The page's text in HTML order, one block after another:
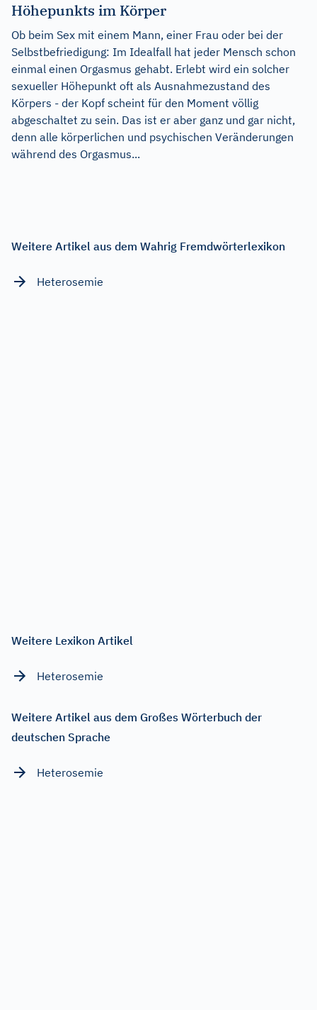
Höhepunkts im Körper
Ob beim Sex mit einem Mann, einer Frau oder bei der
Selbstbefriedigung: Im Idealfall hat jeder Mensch schon
einmal einen Orgasmus gehabt. Erlebt wird ein solcher
sexueller Höhepunkt oft als Ausnahmezustand des
Körpers - der Kopf scheint für den Moment völlig
abgeschaltet zu sein. Das ist er aber ganz und gar nicht,
denn alle körperlichen und psychischen Veränderungen
während des Orgasmus...
Weitere Artikel aus dem Wahrig Fremdwörterlexikon
Heterosemie
Weitere Lexikon Artikel
Heterosemie
Weitere Artikel aus dem Großes Wörterbuch der
deutschen Sprache
Heterosemie